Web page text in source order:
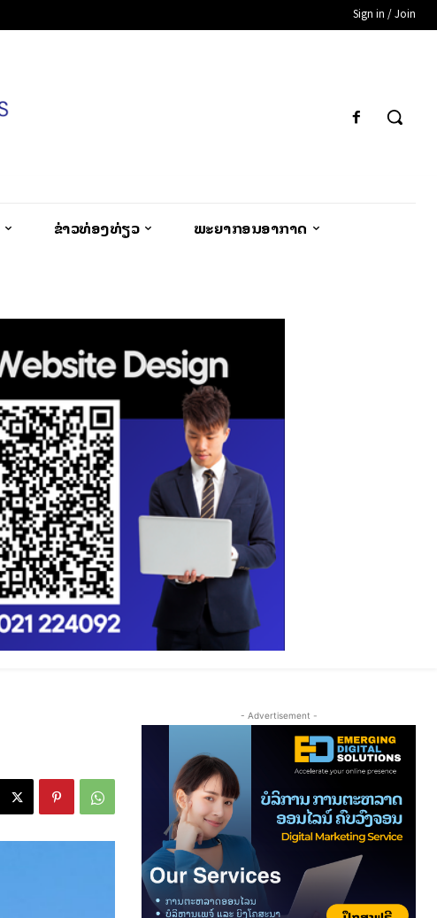
Sign in / Join
ຂ່າວທ່ອງທ່ຽວ ພະຍາກອນອາກາດ
- Advertisement -